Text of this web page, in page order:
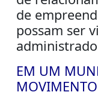
de
possam ser
EM UM